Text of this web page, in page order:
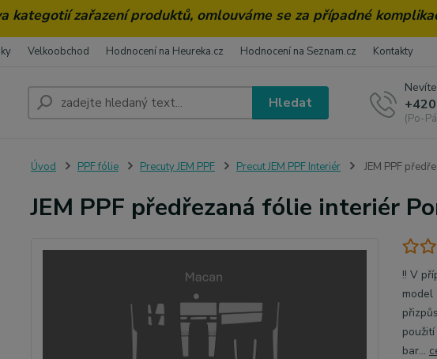
kategotií zařazení produktů, omlouváme se za případné
Velkoobchod Hodnocení na Heureka.cz Hodnocení na Seznam.cz Kontakty
Hledat
(Po-
Úvod PPF fólie Precuty JEM PPF Precut JEM PPF Interiér JEM PPF
JEM PPF předřezaná fólie interiér
!! V
model
bar...